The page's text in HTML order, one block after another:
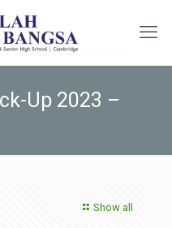
Up 2023 –
Show all